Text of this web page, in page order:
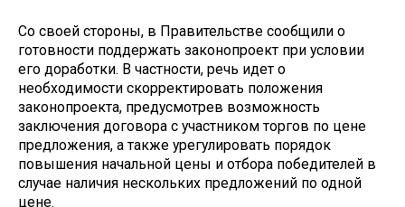
Со своей стороны, в Правительстве сообщили о
готовности поддержать законопроект при условии
его доработки. В частности, речь идет о
необходимости скорректировать положения
законопроекта, предусмотрев возможность
заключения договора с участником торгов по цене
предложения, а также урегулировать порядок
повышения начальной цены и отбора победителей в
случае наличия нескольких предложений по одной
цене.